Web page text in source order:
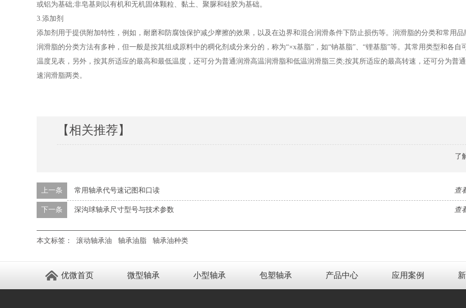
或铝为基础;非皂基则以有机和无机固体颗粒、黏土、聚脲和硅胶为基础。
3.添加剂
添加剂用于提供附加特性，例如，耐磨和防腐蚀保护减少摩擦的效果，以及在边界和混合润滑条件下防止损伤等。润滑脂的分类和常用品
润滑脂的分类方法有多种，但一般是按其组成原料中的稠化剂成分来分的，称为“×x基脂”，如“钠基脂”、“锂基脂”等。其常用类型和各自
温度见表，另外，按其所适应的最高和最低温度，还可分为普通润滑高温润滑脂和低温润滑脂三类;按其所适应的最高转速，还可分为普
速润滑脂两类。
【相关推荐】
了
查
上一条 常用轴承代号速记图和口读
查
下一条 深沟球轴承尺寸型号与技术参数
本文标签： 滚动轴承油 轴承油脂 轴承油种类
优微首页 微型轴承 小型轴承 包塑轴承 产品中心 应用案例